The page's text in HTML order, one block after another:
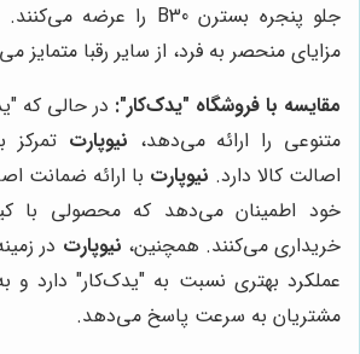
جلو پنجره بسترن B30 را عرضه می‌کنند. اما
مزایای منحصر به فرد، از سایر رقبا متمایز
مقایسه با فروشگاه "یدک‌کار": در حالی که
متنوعی را ارائه می‌دهد، نیوپارت
اصالت کالا دارد. نیوپارت با ارائه ضمانت
خود اطمینان می‌دهد که محصولی با
خریداری می‌کنند. همچنین، نیوپارت در
عملکرد بهتری نسبت به "یدک‌کار" دارد و
مشتریان به سرعت پاسخ می‌دهد.